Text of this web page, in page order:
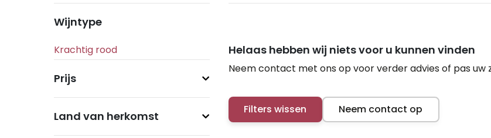
Wijntype
Prijs
Land van herkomst
Helaas hebben wij niets voor u kunnen vinden
Neem contact met ons op voor verder advies of pas uw
Filters wissen Neem contact op